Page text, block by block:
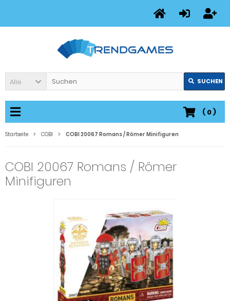
Alle SUCHEN
( 0)
Startseite COBI COBI 20067 Romans / Römer Minifiguren
COBI 20067 Romans / Römer
Minifiguren